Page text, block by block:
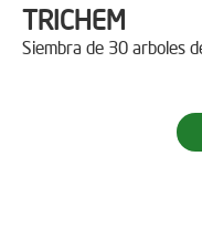
TRICHEM
Siembra de 30 arboles